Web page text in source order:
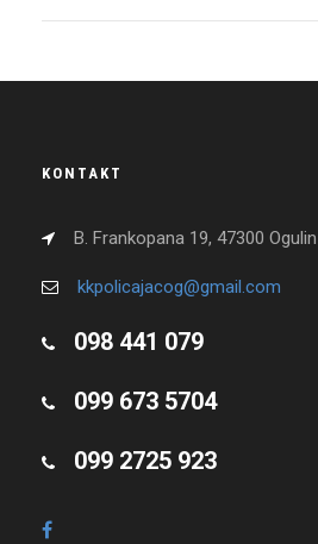
KONTAKT
B. Frankopana 19, 47300 Ogulin
kkpolicajacog@gmail.com
098 441 079
099 673 5704
099 2725 923